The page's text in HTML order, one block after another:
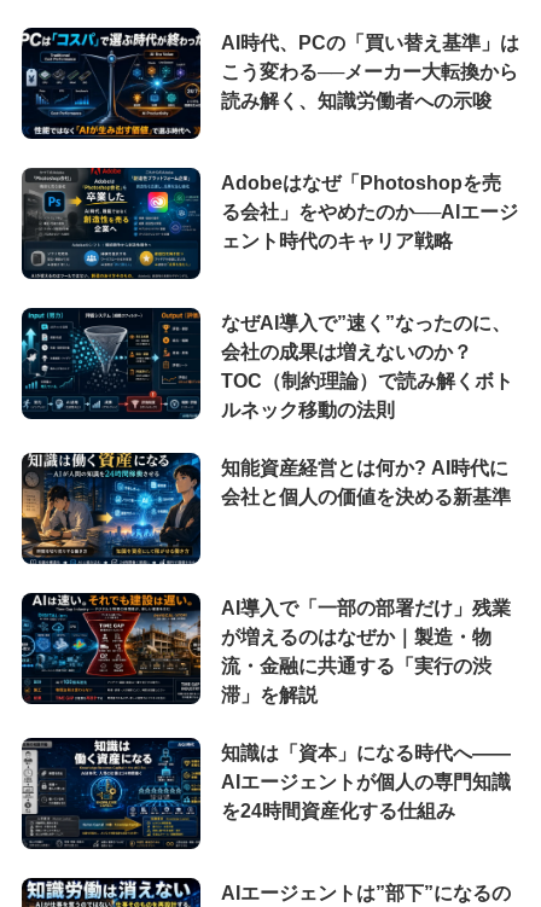
AI時代、PCの「買い替え基準」は
こう変わる──メーカー大転換から
読み解く、知識労働者への示唆
Adobeはなぜ「Photoshopを売
る会社」をやめたのか──AIエージ
ェント時代のキャリア戦略
なぜAI導入で”速く”なったのに、
会社の成果は増えないのか？
TOC（制約理論）で読み解くボト
ルネック移動の法則
知能資産経営とは何か? AI時代に
会社と個人の価値を決める新基準
AI導入で「一部の部署だけ」残業
が増えるのはなぜか｜製造・物
流・金融に共通する「実行の渋
滞」を解説
知識は「資本」になる時代へ——
AIエージェントが個人の専門知識
を24時間資産化する仕組み
AIエージェントは”部下”になるの